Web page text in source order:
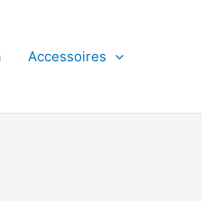
Accessoires